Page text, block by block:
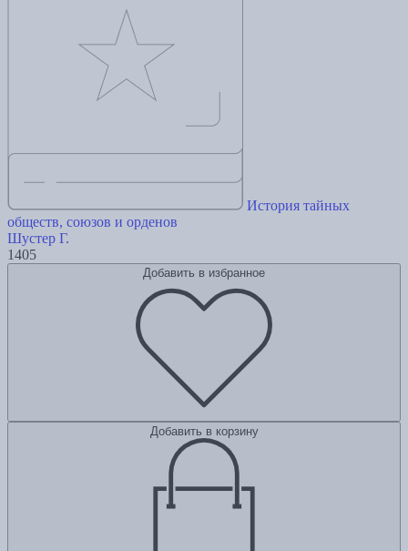
История тайных
обществ, союзов и орденов
Шустер Г.
1405
Добавить в избранное
Добавить в корзину